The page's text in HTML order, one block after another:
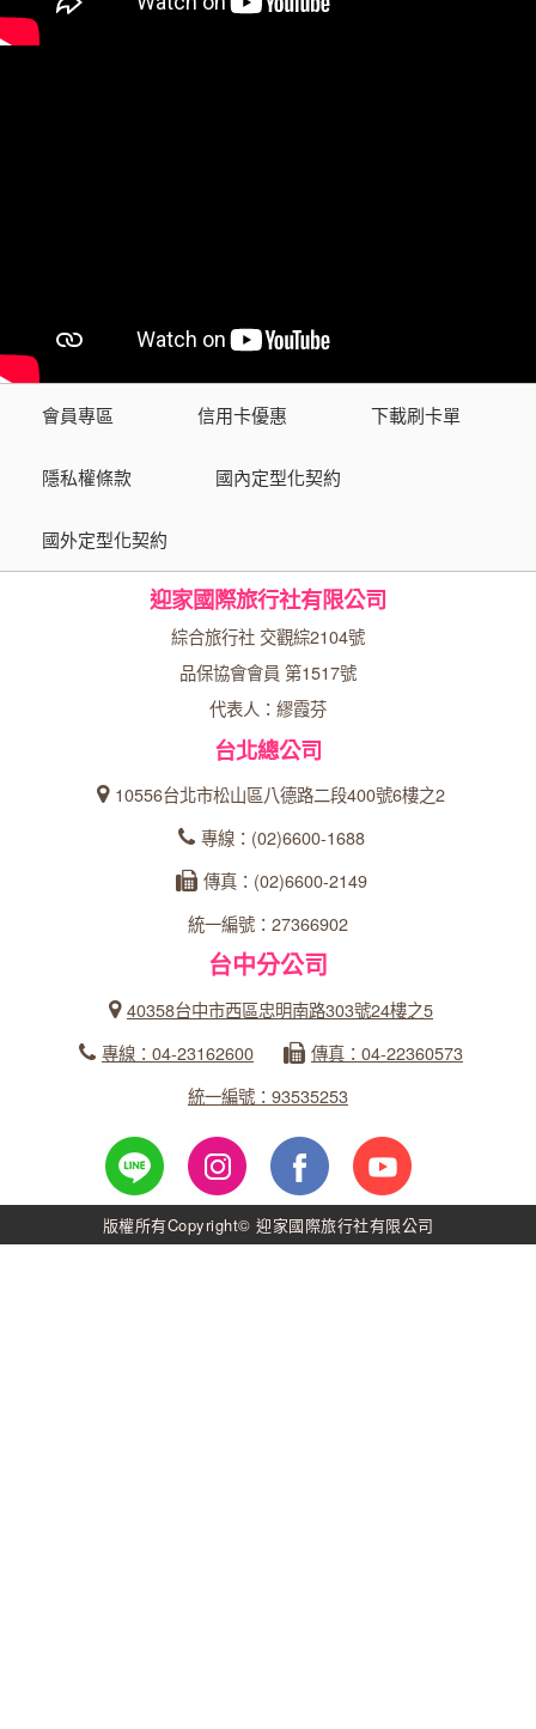
會員專區 信用卡優惠 下載刷卡單
隱私權條款 國內定型化契約
國外定型化契約
迎家國際旅行社有限公司
綜合旅行社 交觀綜2104號
品保協會會員 第1517號
代表人：繆霞芬
台北總公司
10556台北市松山區八德路二段400號6樓之2
專線：(02)6600-1688
傳真：(02)6600-2149
統一編號：27366902
台中分公司
40358台中市西區忠明南路303號24樓之5
專線：04-23162600
傳真：04-22360573
統一編號：93535253
版權所有Copyright© 迎家國際旅行社有限公司